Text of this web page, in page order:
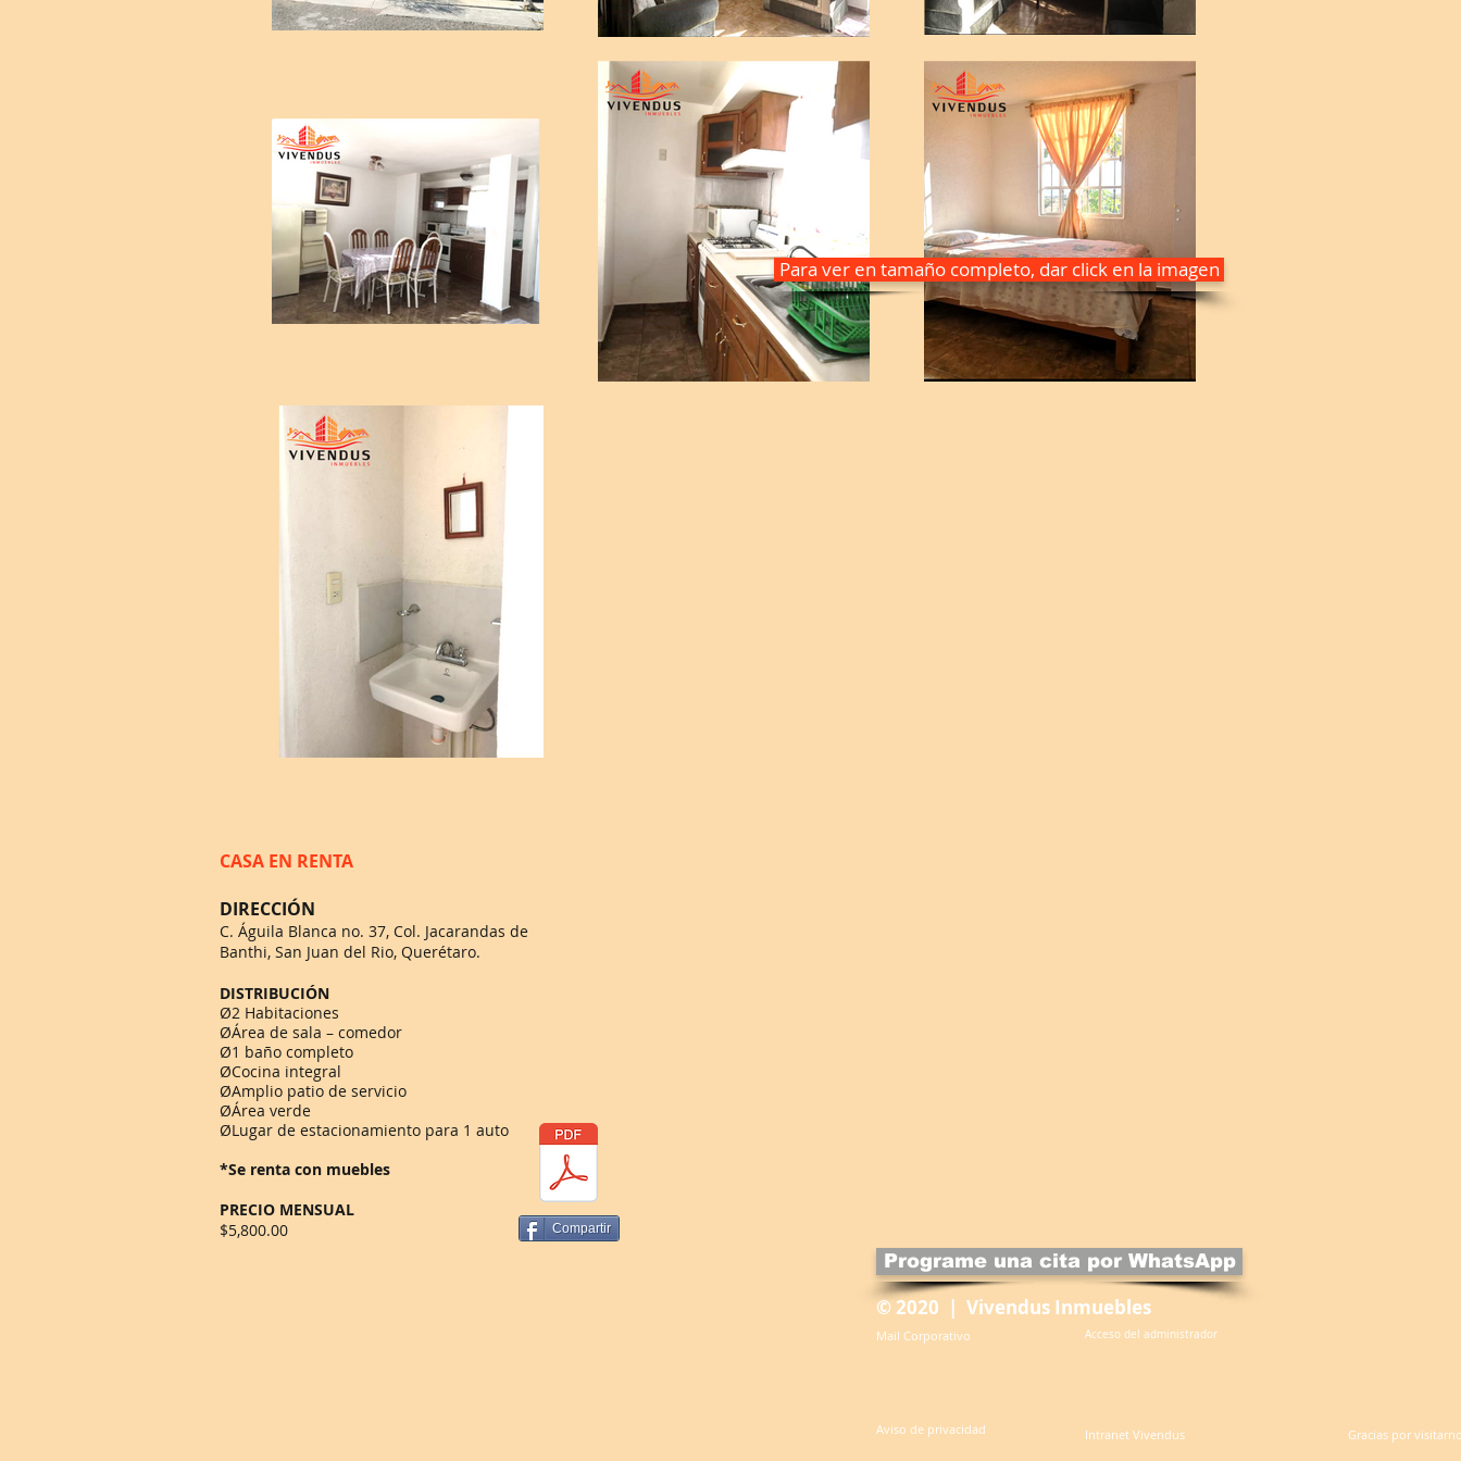
Para ver en tamaño completo, dar click en la imagen
CASA EN RENTA
DIRECCIÓN
C. Águila Blanca no. 37, Col. Jacarandas de
Banthi, San Juan del Rio, Querétaro.
DISTRIBUCIÓN
Ø2 Habitaciones
ØÁrea de sala – comedor
Ø1 baño completo
ØCocina integral
ØAmplio patio de servicio
ØÁrea verde
ØLugar de estacionamiento para 1 auto
*Se renta con muebles
PRECIO MENSUAL
$5,800.00
Compartir
Programe una cita por WhatsApp
© 2020 | Vivendus Inmuebles
Mail Corporativo Acceso del administrador
Aviso de privacidad Intranet Vivendus Gracias por